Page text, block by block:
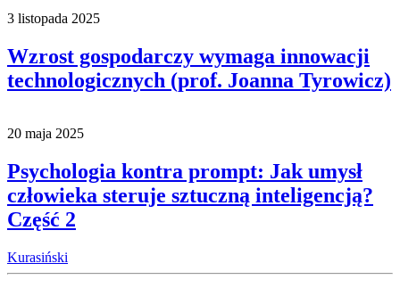
3 listopada 2025
Wzrost gospodarczy wymaga innowacji
technologicznych (prof. Joanna Tyrowicz)
20 maja 2025
Psychologia kontra prompt: Jak umysł
człowieka steruje sztuczną inteligencją?
Część 2
Kurasiński